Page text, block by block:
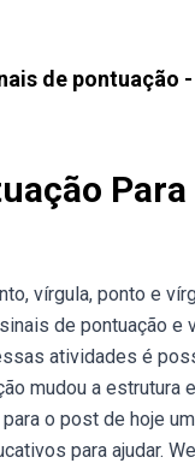
de pontuação -
vírgula, ponto e
de pontuação e
atividades é
mudou a estrutura
o post de hoje
para ajudar.